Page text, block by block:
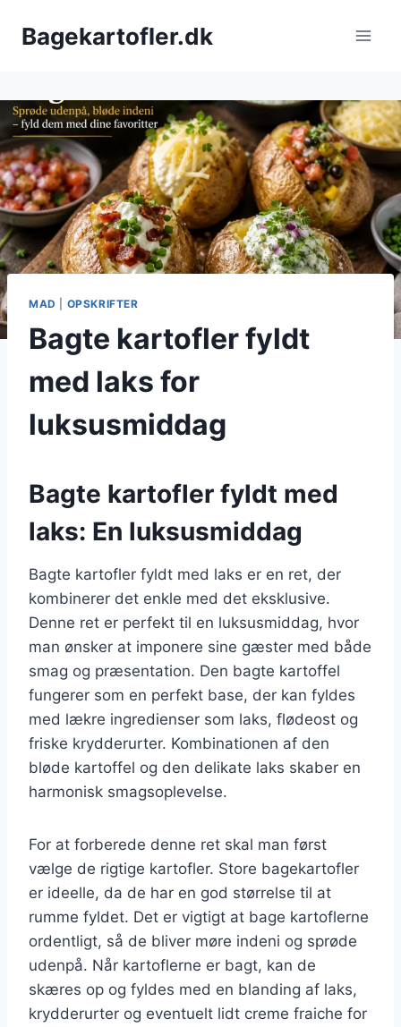
Bagekartofler.dk
MAD OPSKRIFTER
Bagte kartofler fyldt
med laks for
luksusmiddag
Bagte kartofler fyldt med
laks: En luksusmiddag
Bagte kartofler fyldt med laks er en ret, der
kombinerer det enkle med det eksklusive.
Denne ret er perfekt til en luksusmiddag, hvor
man ønsker at imponere sine gæster med både
smag og præsentation. Den bagte kartoffel
fungerer som en perfekt base, der kan fyldes
med lækre ingredienser som laks, flødeost og
friske krydderurter. Kombinationen af den
bløde kartoffel og den delikate laks skaber en
harmonisk smagsoplevelse.
For at forberede denne ret skal man først
vælge de rigtige kartofler. Store bagekartofler
er ideelle, da de har en god størrelse til at
rumme fyldet. Det er vigtigt at bage kartoflerne
ordentligt, så de bliver møre indeni og sprøde
udenpå. Når kartoflerne er bagt, kan de
skæres op og fyldes med en blanding af laks,
krydderurter og eventuelt lidt creme fraiche for